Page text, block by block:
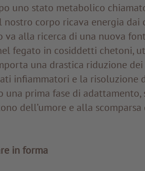
uno stato metabolico
nostro corpo ricava energia dai
va alla ricerca di una nuova
fegato in cosiddetti chetoni,
una drastica riduzione
infiammatori e la risoluzione
prima fase di adattamento,
dell’umore e alla
in forma